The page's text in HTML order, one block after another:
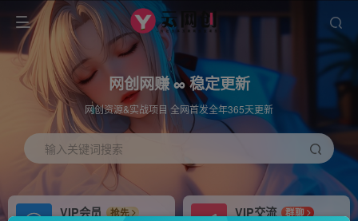
网创网赚 ∞ 稳定更新
网创资源&实战项目 全网首发全年365天更新
输入关键词搜索
VIP会员
抢先
VIP交流
群聊